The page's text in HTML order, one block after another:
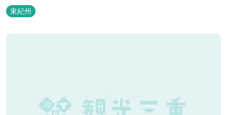
東紀州